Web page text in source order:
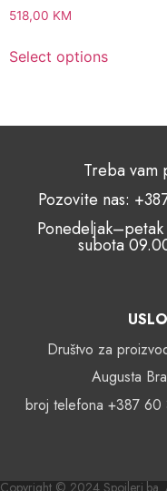
518,00 KM
Select options
Društvo za
Augusta
broj telefona +387 60
Treba vam
Pozovite nas:
subota